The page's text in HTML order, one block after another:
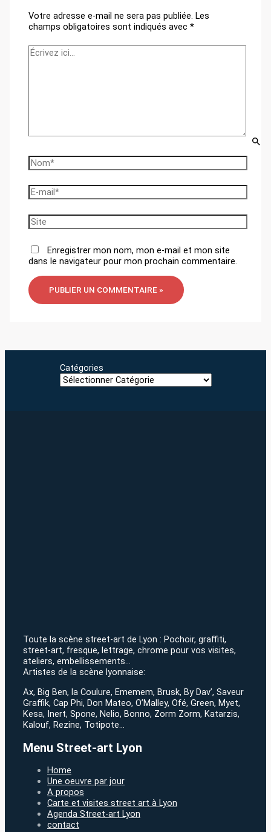
Votre adresse e-mail ne sera pas publiée. Les
champs obligatoires sont indiqués avec*
Écrivez
Nom*
E-
mail*
Site
Enregistrer mon nom, mon e-mail et mon site
dans le navigateur pour mon prochain commentaire.
Catégories
Toute la scène street-art de Lyon : Pochoir, graffiti,
street-art, fresque, lettrage, chrome pour vos visites,
ateliers, embellissements…
Artistes de la scène lyonnaise:
Ax, Big Ben, la Coulure, Ememem, Brusk, By Dav’, Saveur
Graffik, Cap Phi, Don Mateo, O’Malley, Ofé, Green, Myet,
Kesa, Inert, Spone, Nelio, Bonno, Zorm Zorm, Katarzis,
Kalouf, Rezine, Totipote…
Menu Street-art Lyon
Home
Une oeuvre par jour
A propos
Carte et visites street art à Lyon
Agenda Street-art Lyon
contact